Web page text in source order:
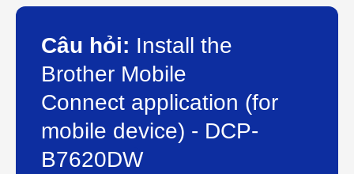
Câu hỏi: Install the
Brother Mobile
Connect application (for
mobile device) - DCP-
B7620DW